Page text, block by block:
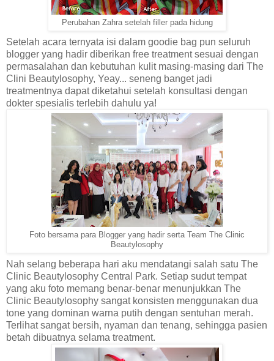
Perubahan Zahra setelah filler pada hidung
Setelah acara ternyata isi dalam goodie bag pun seluruh
blogger yang hadir diberikan free treatment sesuai dengan
permasalahan dan kebutuhan kulit masing-masing dari The
Clini Beautylosophy, Yeay... seneng banget jadi
treatmentnya dapat diketahui setelah konsultasi dengan
dokter spesialis terlebih dahulu ya!
Foto bersama para Blogger yang hadir serta Team The Clinic
Beautylosophy
Nah selang beberapa hari aku mendatangi salah satu The
Clinic Beautylosophy Central Park. Setiap sudut tempat
yang aku foto memang benar-benar menunjukkan The
Clinic Beautylosophy sangat konsisten menggunakan dua
tone yang dominan warna putih dengan sentuhan merah.
Terlihat sangat bersih, nyaman dan tenang, sehingga pasien
betah dibuatnya selama treatment.